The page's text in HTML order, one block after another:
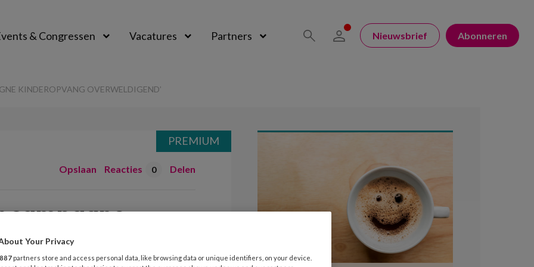
& Congressen Vacatures Partners Nieuwsbrief Abonneren
KINDEROPVANG OVERWELDIGEND’
Opslaan Reacties 0 Delen
campagne
PREMIUM
Your Privacy
887 partners store and access personal data, like browsing data or unique identifiers, on your device.